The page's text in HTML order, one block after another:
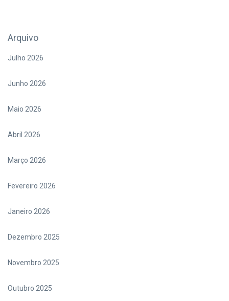
Arquivo
Julho 2026
Junho 2026
Maio 2026
Abril 2026
Março 2026
Fevereiro 2026
Janeiro 2026
Dezembro 2025
Novembro 2025
Outubro 2025